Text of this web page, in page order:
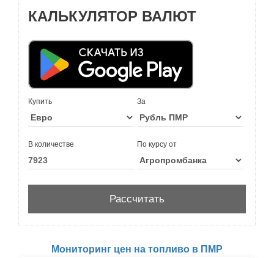
КАЛЬКУЛЯТОР ВАЛЮТ
Купить За
В количестве По курсу от
Мониторинг цен на топливо в ПМР